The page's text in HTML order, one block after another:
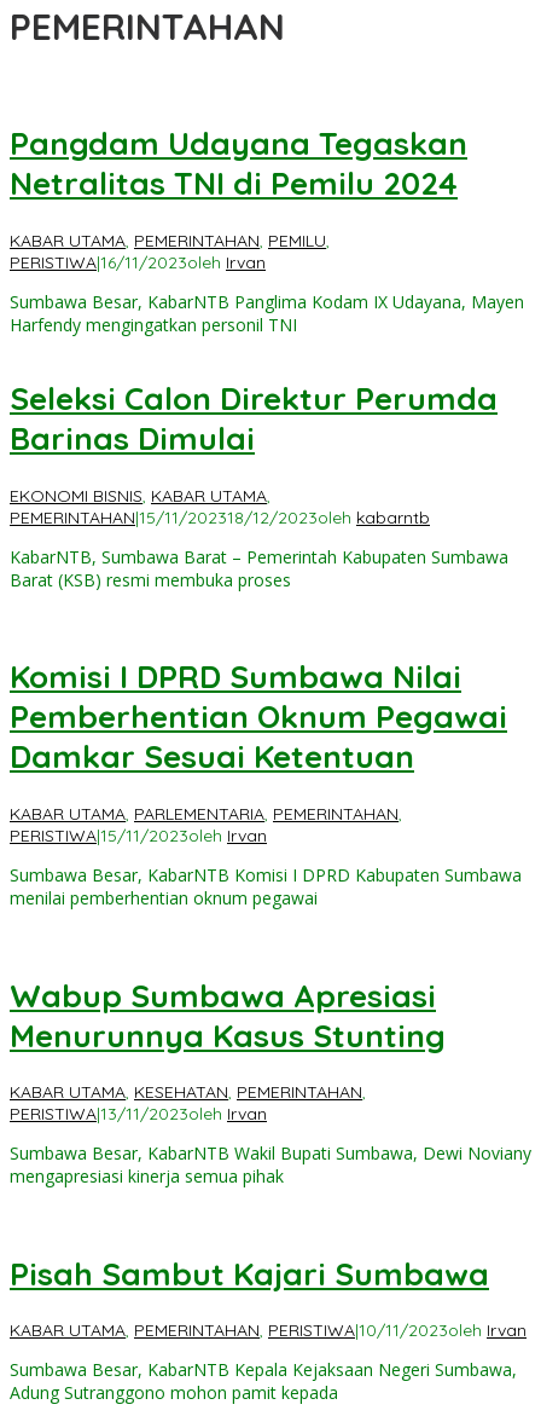
PEMERINTAHAN
Pangdam Udayana Tegaskan
Netralitas TNI di Pemilu 2024
KABAR UTAMA, PEMERINTAHAN, PEMILU,
PERISTIWA|16/11/2023oleh Irvan
Sumbawa Besar, KabarNTB Panglima Kodam IX Udayana, Mayen
Harfendy mengingatkan personil TNI
Seleksi Calon Direktur Perumda
Barinas Dimulai
EKONOMI BISNIS, KABAR UTAMA,
PEMERINTAHAN|15/11/202318/12/2023oleh kabarntb
KabarNTB, Sumbawa Barat – Pemerintah Kabupaten Sumbawa
Barat (KSB) resmi membuka proses
Komisi I DPRD Sumbawa Nilai
Pemberhentian Oknum Pegawai
Damkar Sesuai Ketentuan
KABAR UTAMA, PARLEMENTARIA, PEMERINTAHAN,
PERISTIWA|15/11/2023oleh Irvan
Sumbawa Besar, KabarNTB Komisi I DPRD Kabupaten Sumbawa
menilai pemberhentian oknum pegawai
Wabup Sumbawa Apresiasi
Menurunnya Kasus Stunting
KABAR UTAMA, KESEHATAN, PEMERINTAHAN,
PERISTIWA|13/11/2023oleh Irvan
Sumbawa Besar, KabarNTB Wakil Bupati Sumbawa, Dewi Noviany
mengapresiasi kinerja semua pihak
Pisah Sambut Kajari Sumbawa
KABAR UTAMA, PEMERINTAHAN, PERISTIWA|10/11/2023oleh Irvan
Sumbawa Besar, KabarNTB Kepala Kejaksaan Negeri Sumbawa,
Adung Sutranggono mohon pamit kepada